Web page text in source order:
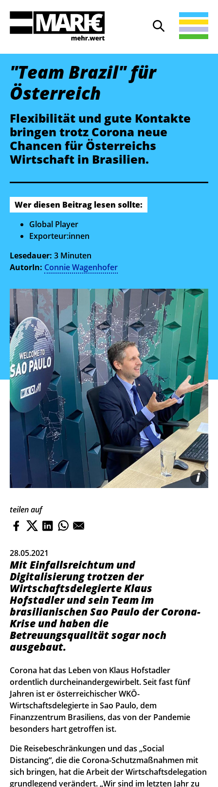
Suche öffnen
Suche
"Team Brazil" für
Österreich
Flexibilität und gute Kontakte
bringen trotz Corona neue
Chancen für Österreichs
Wirtschaft in Brasilien.
Wer diesen Beitrag lesen sollte:
Global Player
Exporteur:innen
Lesedauer: 3 Minuten
AutorIn: Connie Wagenhofer
i
teilen auf
28.05.2021
Mit Einfallsreichtum und
Digitalisierung trotzen der
Wirtschaftsdelegierte Klaus
Hofstadler und sein Team im
brasilianischen Sao Paulo der Corona-
Krise und haben die
Betreuungsqualität sogar noch
ausgebaut.
Corona hat das Leben von Klaus Hofstadler
ordentlich durcheinandergewirbelt. Seit fast fünf
Jahren ist er österreichischer WKÖ-
Wirtschaftsdelegierte in Sao Paulo, dem
Finanzzentrum Brasiliens, das von der Pandemie
besonders hart getroffen ist.
Die Reisebeschränkungen und das „Social
Distancing“, die die Corona-Schutzmaßnahmen mit
sich bringen, hat die Arbeit der Wirtschaftsdelegation
grundlegend verändert. „Wir sind im letzten Jahr zu